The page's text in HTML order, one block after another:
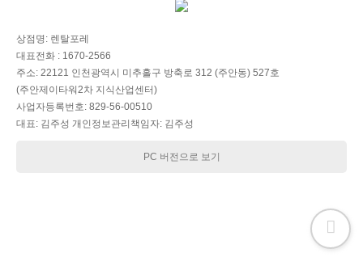
상점명: 렌탈포레
대표전화 : 1670-2566
주소: 22121 인천광역시 미추홀구 방축로 312 (주안동) 527호
(주안제이타워2차 지식산업센터)
사업자등록번호: 829-56-00510
대표: 김주성 개인정보관리책임자: 김주성
PC 버전으로 보기